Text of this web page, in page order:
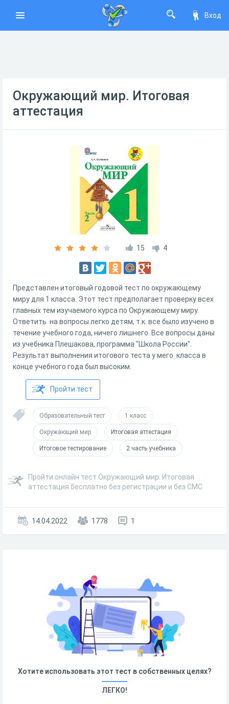
Вход
Окружающий мир. Итоговая
аттестация
15 4
Представлен итоговый годовой тест по окружающему
миру для 1 класса. Этот тест предполагает проверку всех
главных тем изучаемого курса по Окружающему миру.
Ответить на вопросы легко детям, т.к. все было изучено в
течение учебного года, ничего лишнего. Все вопросы даны
из учебника Плешакова, программа "Школа России".
Результат выполнения итогового теста у мего класса в
конце учебного года был высоким.
Пройти тест
Образовательный тест 1 класс
Окружающий мир Итоговая аттестация
Итоговое тестирование 2 часть учебника
Пройти онлайн тест Окружающий мир. Итоговая
аттестация бесплатно без регистрации и без СМС
14.04.2022 1778 1
Хотите использовать этот тест в собственных целях?
ЛЕГКО!